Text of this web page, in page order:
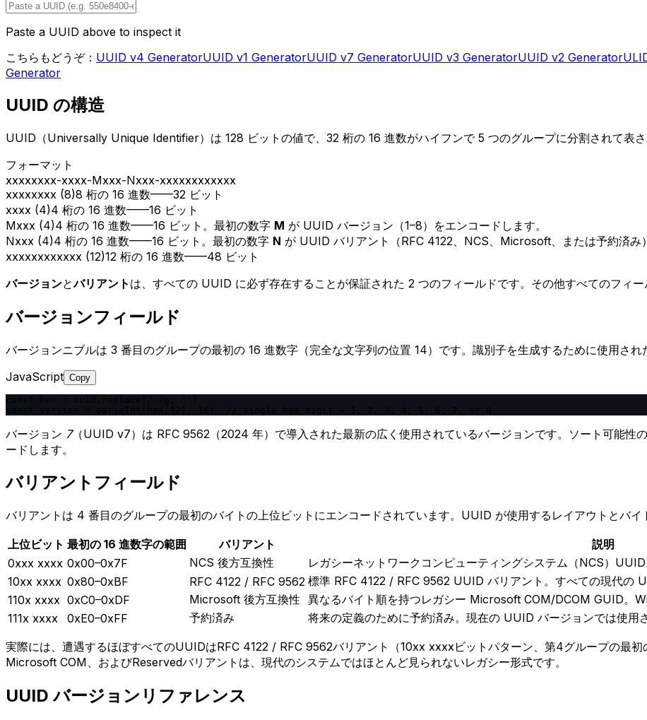
Paste a UUID above to inspect it
こちらもどうぞ： UUID v4 GeneratorUUID v1 GeneratorUUID v7 GeneratorUUID v3 GeneratorUUID v2 Generator
Generator
UUID の構造
UUID（Universally Unique Identifier）は 128 ビットの値で、32 桁の 16 進数がハイフンで 5 つのグループに分割されて表さ
フォーマット
xxxxxxxx-xxxx-Mxxx-Nxxx-xxxxxxxxxxxx
xxxxxxxx (8)8 桁の 16 進数——32 ビット
xxxx (4)4 桁の 16 進数——16 ビット
Mxxx (4)4 桁の 16 進数——16 ビット。最初の数字 M が UUID バージョン（1–8）をエンコードします。
Nxxx (4)4 桁の 16 進数——16 ビット。最初の数字 N が UUID バリアント（RFC 4122、NCS、Microsoft、または予約済み
xxxxxxxxxxxx (12)12 桁の 16 進数——48 ビット
バージョンとバリアント は、すべての UUID に必ず存在することが保証された 2 つのフィールドです。その他すべてのフィー
バージョンフィールド
バージョンニブルは 3 番目のグループの最初の 16 進数字（完全な文字列の位置 14）です。識別子を生成するために使用され
JavaScript Copy
バージョン 7（UUID v7）は RFC 9562（2024 年）で導入された最新の広く使用されているバージョンです。ソート可能性
ードします。
バリアントフィールド
バリアントは 4 番目のグループの最初のバイトの上位ビットにエンコードされています。UUID が使用するレイアウトとバイ
上位ビット 最初の 16 進数字の範囲 バリアント
説明
0xxx xxxx 0x00–0x7F NCS 後方互換性
レガシーネットワークコンピューティングシステム（NCS）UUID
10xx xxxx 0x80–0xBF RFC 4122 / RFC 9562 標準 RFC 4122 / RFC 9562 UUID バリアント。すべての現代の
110x xxxx 0xC0–0xDF Microsoft 後方互換性 異なるバイト順を持つレガシー Microsoft COM/DCOM GUID。
111x xxxx
0xE0–0xFF 予約済み 将来の定義のために予約済み。現在の UUID バージョンでは使用
実際には、遭遇するほぼすべてのUUIDはRFC 4122 / RFC 9562バリアント（10xx xxxxビットパターン、第4グループの最
Microsoft COM、およびReservedバリアントは、現代のシステムではほとんど見られないレガシー形式です。
UUID バージョンリファレンス